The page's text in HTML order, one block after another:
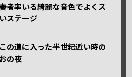
者率いる綺麗な音色でよくス
ステージ
の道に入った半世紀近い時の
の夜